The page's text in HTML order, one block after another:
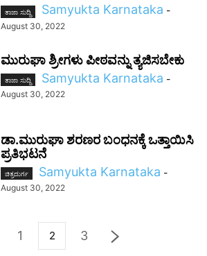
ತಾಜಾ ಸುದ್ದಿ Samyukta Karnataka -
August 30, 2022
ಮುರುಘಾ ಶ್ರೀಗಳು ಪೀಠವನ್ನು ತ್ಯಜಿಸಬೇಕು
ತಾಜಾ ಸುದ್ದಿ Samyukta Karnataka -
August 30, 2022
ಡಾ.ಮುರುಘಾ ಶರಣರ ಬಂಧನಕ್ಕೆ ಒತ್ತಾಯಿಸಿ
ಪ್ರತಿಭಟನೆ
ಚಿತ್ರದುರ್ಗ Samyukta Karnataka -
August 30, 2022
1 2 3